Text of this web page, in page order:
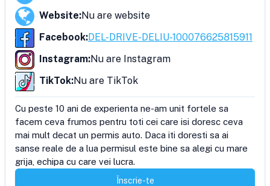
Website:Nu are website
Facebook:DEL-DRIVE-DELIU-100076625815911
Instagram:Nu are Instagram
TikTok:Nu are TikTok
Cu peste 10 ani de experienta ne-am unit fortele sa
facem ceva frumos pentru toti cei care isi doresc ceva
mai mult decat un permis auto. Daca iti doresti sa ai
sanse reale de a lua permisul este bine sa alegi cu mare
grija, echipa cu care vei lucra.
Înscrie-te